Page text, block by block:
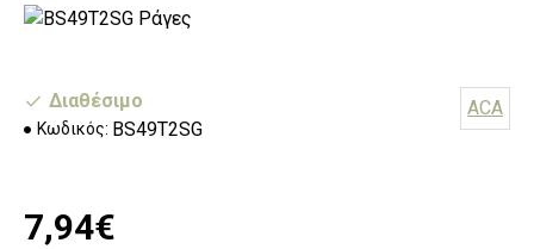
Διαθέσιμο
Κωδικός: BS49T2SG
ACA
7,94€